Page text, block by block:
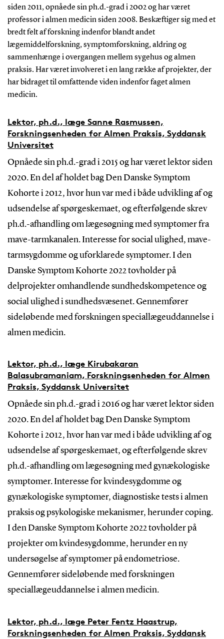
siden 2011, opnåede sin ph.d.-grad i 2002 og har været
professor i almen medicin siden 2008. Beskæftiger sig med et
bredt felt af forskning indenfor blandt andet
lægemiddelforskning, symptomforskning, aldring og
sammenhænge i overgangen mellem sygehus og almen
praksis. Har været involveret i en lang række af projekter, der
har bidraget til omfattende viden indenfor faget almen
medicin.
Lektor, ph.d., læge Sanne Rasmussen,
Forskningsenheden for Almen Praksis, Syddansk
Universitet
Opnåede sin ph.d.-grad i 2015 og har været lektor siden
2020. En del af holdet bag Den Danske Symptom
Kohorte i 2012, hvor hun var med i både udvikling af og
udsendelse af spørgeskemaet, og efterfølgende skrev
ph.d.-afhandling om lægesøgning med symptomer fra
mave-tarmkanalen. Interesse for social ulighed, mave-
tarmsygdomme og uforklarede symptomer. I den
Danske Symptom Kohorte 2022 tovholder på
delprojekter omhandlende sundhedskompetence og
social ulighed i sundhedsvæsenet. Gennemfører
sideløbende med forskningen speciallægeuddannelse i
almen medicin.
Lektor, ph.d., læge Kirubakaran
Balasubramaniam, Forskningsenheden for Almen
Praksis, Syddansk Universitet
Opnåede sin ph.d.-grad i 2016 og har været lektor siden
2020. En del af holdet bag Den Danske Symptom
Kohorte i 2012, hvor han var med i både udvikling af og
udsendelse af spørgeskemaet, og efterfølgende skrev
ph.d.-afhandling om lægesøgning med gynækologiske
symptomer. Interesse for kvindesygdomme og
gynækologiske symptomer, diagnostiske tests i almen
praksis og psykologiske mekanismer, herunder coping.
I den Danske Symptom Kohorte 2022 tovholder på
projekter om kvindesygdomme, herunder en ny
undersøgelse af symptomer på endometriose.
Gennemfører sideløbende med forskningen
speciallægeuddannelse i almen medicin.
Lektor, ph.d., læge Peter Fentz Haastrup,
Forskningsenheden for Almen Praksis, Syddansk